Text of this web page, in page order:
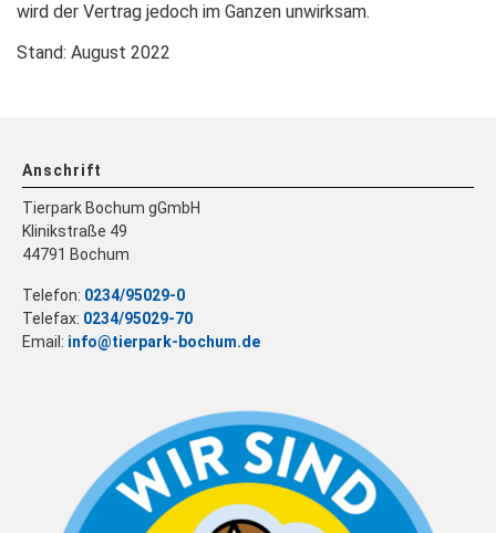
wird der Vertrag jedoch im Ganzen unwirksam.
Stand: August 2022
Anschrift
Tierpark Bochum gGmbH
Klinikstraße 49
44791 Bochum
Telefon: 0234/95029-0
Telefax: 0234/95029-70
Email: info@tierpark-bochum.de